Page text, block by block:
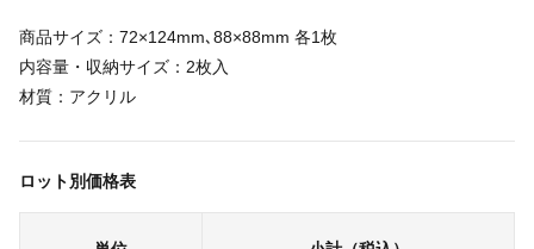
商品サイズ：72×124mm､88×88mm 各1枚
内容量・収納サイズ：2枚入
材質：アクリル
ロット別価格表